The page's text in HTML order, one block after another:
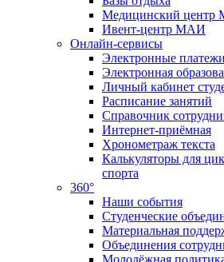
Медицинский
Ивент-центр МАИ
Онлайн-сервисы
Электронные платежи
Электронная
Личный кабинет
Расписание занятий
Справочник
Интернет-приёмная
Хронометраж текста
Калькуляторы для
спорта
360°
Наши события
Студенческие
Материальная
Объединения